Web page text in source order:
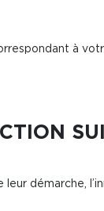
à
démarche,